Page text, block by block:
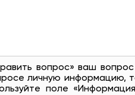
вопрос» ваш
личную информацию,
поле